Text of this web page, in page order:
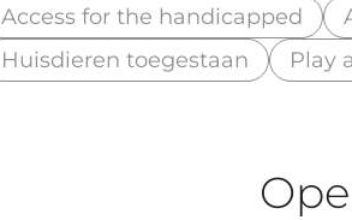
Access for the handicapped
Huisdieren toegestaan
Play